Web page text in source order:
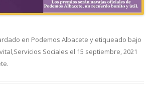
en Podemos Albacete y etiqueado bajo
,Servicios Sociales el 15 septiembre, 2021
.